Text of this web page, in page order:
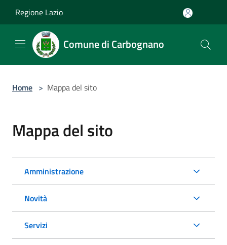
Regione Lazio
Comune di Carbognano
Home > Mappa del sito
Mappa del sito
Amministrazione
Novità
Servizi